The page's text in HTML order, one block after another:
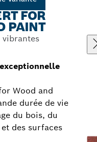
FOR
PAINT
vibrantes
Wood and
durée de vie
du bois, du
des surfaces